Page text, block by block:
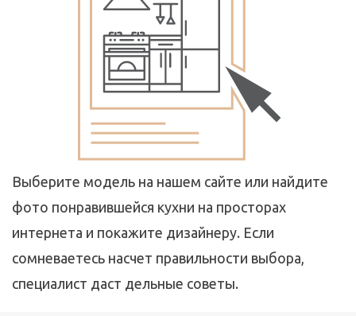
Выберите модель на нашем сайте или найдите
фото понравившейся кухни на просторах
интернета и покажите дизайнеру. Если
сомневаетесь насчет правильности выбора,
специалист даст дельные советы.